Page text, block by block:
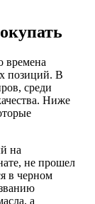
времена
позиций. В
среди
Ниже
на
не прошел
в черном
а